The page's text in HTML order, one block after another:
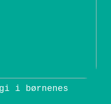
i børnenes